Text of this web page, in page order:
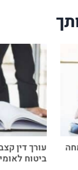
עורך דין
ביטוח